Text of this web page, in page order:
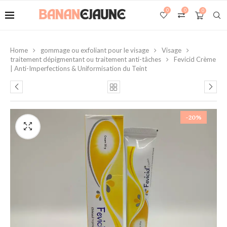
0
0
0
Home gommage ou exfoliant pour le visage
Visage
traitement dépigmentant ou traitement anti-tâches
Fevicid Crème
| Anti-Imperfections & Uniformisation du Teint
-20%